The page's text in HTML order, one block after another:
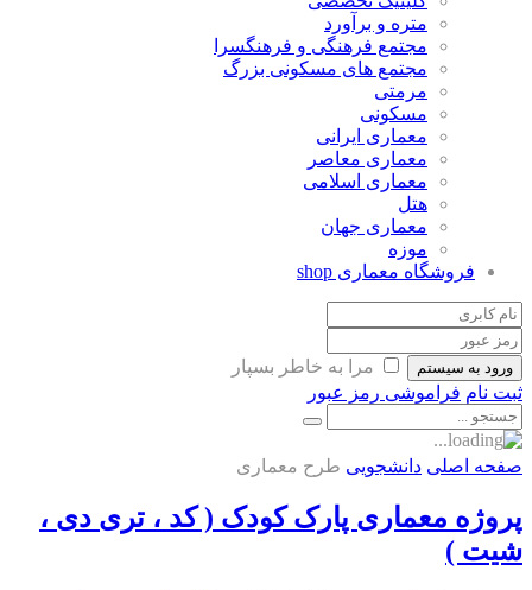
متره و برآورد
مجتمع فرهنگی و فرهنگسرا
مجتمع های مسکونی بزرگ
مرمتی
مسکونی
معماری ایرانی
معماری معاصر
معماری اسلامی
هتل
معماری جهان
موزه
فروشگاه معماری shop
ورود به سیستم
مرا به خاطر بسپار
ثبت نام فراموشی رمز عبور
صفحه اصلی دانشجویی طرح معماری
پروژه معماری پارک کودک ( کد ، تری دی ،
شیت )